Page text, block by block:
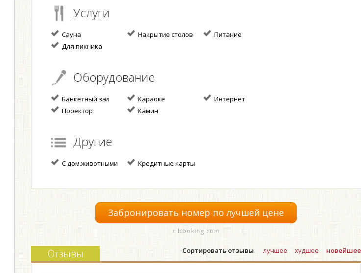
Услуги
Сауна Накрытие столов
Питание
Для пикника
Оборудование
Банкетный зал Караоке
Интернет
Проектор
Камин
Другие
С дом.животными Кредитные карты
Забронировать номер по лучшей цене
с booking.com
Сортировать отзывы лучшее худшее новейшее
Отзывы